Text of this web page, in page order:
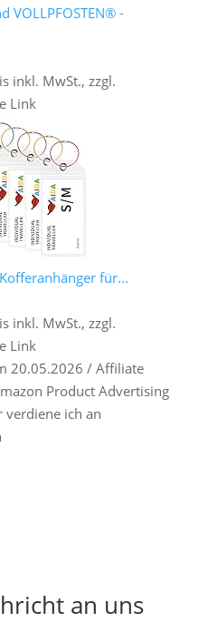
VOLLPFOSTEN® -
inkl. MwSt., zzgl.
Link
für...
inkl. MwSt., zzgl.
Link
20.05.2026 / Affiliate
Product Advertising
verdiene ich an
an uns